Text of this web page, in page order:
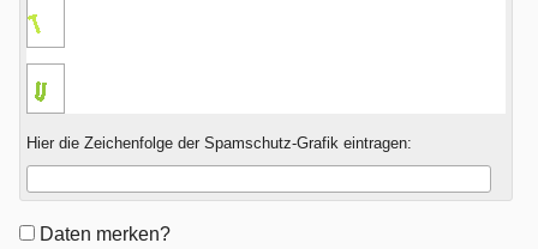
Hier die Zeichenfolge der Spamschutz-Grafik eintragen:
Formular-
Daten merken?